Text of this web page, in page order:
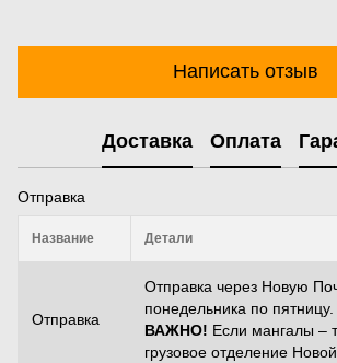
Написать отзыв
Доставка Оплата
Отправка
Название Детали
Отправка
Отправка через Новую
понедельника по пятницу.
ВАЖНО! Если мангалы –
грузовое отделение